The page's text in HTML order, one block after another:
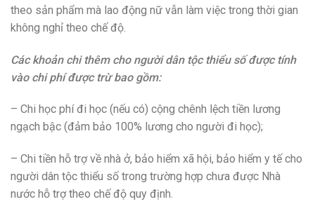
theo sản phẩm mà lao động nữ vẫn làm việc trong thời gian
không nghỉ theo chế độ.
Các khoản chi thêm cho người dân tộc thiểu số được tính
vào chi phí được trừ bao gồm:
– Chi học phí đi học (nếu có) cộng chênh lệch tiền lương
ngạch bậc (đảm bảo 100% lương cho người đi học);
– Chi tiền hỗ trợ về nhà ở, bảo hiểm xã hội, bảo hiểm y tế cho
người dân tộc thiểu số trong trường hợp chưa được Nhà
nước hỗ trợ theo chế độ quy định.